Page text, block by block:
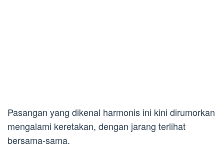
Pasangan yang dikenal harmonis ini kini dirumorkan
mengalami keretakan, dengan jarang terlihat
bersama-sama.